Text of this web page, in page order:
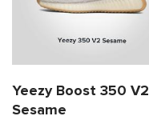
Yeezy Boost 350 V2
Sesame